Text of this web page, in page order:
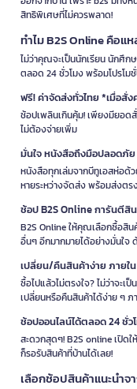
สิทธิพิเศษที่ไม่ควรพลาด!
ทำไม B2S Online คือ
ไม่ว่าคุณจะเป็นนักเรียน นักศึ
ตลอด 24 ชั่วโมง พร้อมโปรโม
ฟรี! ค่าจัดส่งทั่วไทย *เมื่อสั่
ช้อปเพลินเกินคุ้ม! เพียงมียอ
ไม่ต้องจ่ายเพิ่ม
มั่นใจ หนังสือถึงมือปลอดภั
หนังสือทุกเล่มจากบีทูเอสห่อด้
หายระหว่างจัดส่ง พร้อมส่ง
ช้อป B2S Online การันตีสิ
B2S Online ให้คุณเลือกซื้อสิน
อื่นๆ อีกมากมายได้อย่างมั่นใจ
เปลี่ยน/คืนสินค้าง่าย ภายใน
ซื้อไปแล้วไม่ตรงใจ? ไม่ว่าจะ
เปลี่ยนหรือคืนสินค้าได้ง่าย ๆ ภ
ช้อปออนไลน์ได้ตลอด 24 ชั่ว
สะดวกสุดๆ! B2S online เปิด
ก็รอรับสินค้าที่บ้านได้เลย!
เลือกช้อปสินค้าแนะนำจ